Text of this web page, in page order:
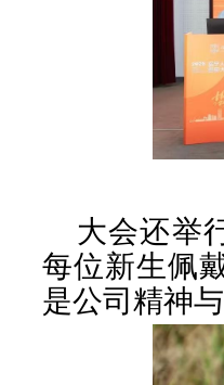
大会还举
每位新生佩
是公司精神